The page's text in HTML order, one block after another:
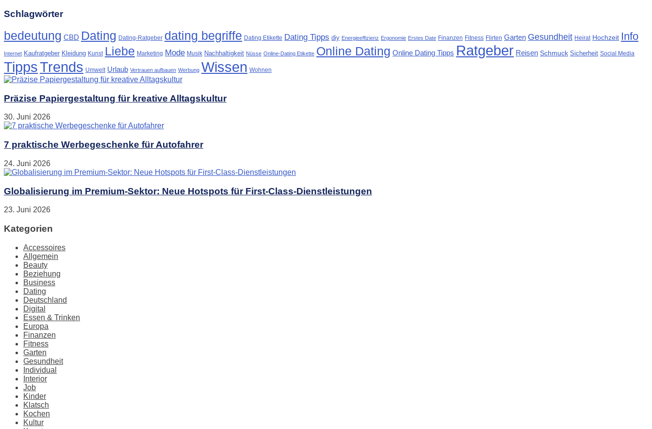
Schlagwörter
bedeutung CBD Dating Dating-Ratgeber dating begriffe Dating Etikette Dating Tipps diy Energieeffizienz Ergonomie Erstes Date Finanzen Fitness Flirten Garten Gesundheit Heirat Hochzeit Info
Internet Kaufratgeber Kleidung Kunst Liebe Marketing Mode Musik Nachhaltigkeit Nüsse Online-Dating Etikette Online Dating Online Dating Tipps Ratgeber Reisen Schmuck Sicherheit Social Media
TippsTrends Umwelt Urlaub Vertrauen aufbauen Werbung Wissen Wohnen
Präzise Papiergestaltung für kreative Alltagskultur
30. Juni 2026
7 praktische Werbegeschenke für Autofahrer
24. Juni 2026
Globalisierung im Premium-Sektor: Neue Hotspots für First-Class-Dienstleistungen
23. Juni 2026
Kategorien
Accessoires
Allgemein
Beauty
Beziehung
Business
Dating
Deutschland
Digital
Essen & Trinken
Europa
Finanzen
Fitness
Garten
Gesundheit
Individual
Interior
Job
Kinder
Klatsch
Kochen
Kultur